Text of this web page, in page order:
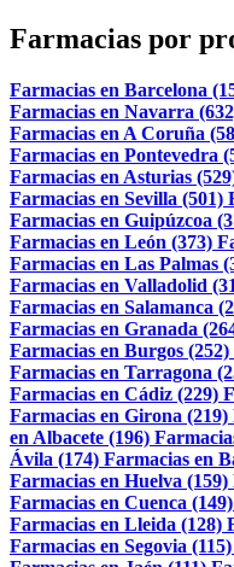
Farmacias por
Farmacias en Barcelona
Farmacias en Navarra
Farmacias en A Coruña
Farmacias en Pontevedra
Farmacias en Asturias
Farmacias en Sevilla (501)
Farmacias en Guipúzcoa
Farmacias en León (373)
Farmacias en Las Palmas
Farmacias en Valladolid
Farmacias en Salamanca
Farmacias en Granada
Farmacias en Burgos (252)
Farmacias en Tarragona
Farmacias en Cádiz (229)
Farmacias en Girona (219)
en Albacete (196)
Ávila (174) Farmacias en
Farmacias en Huelva (159)
Farmacias en Cuenca (149)
Farmacias en Lleida (128)
Farmacias en Segovia (115)